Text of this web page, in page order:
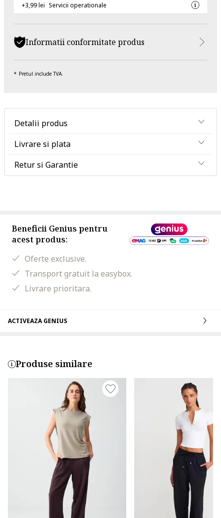
+3,99 lei Servicii operationale
Informatii conformitate produs
Pretul include TVA.
Detalii produs
Livrare si plata
Retur si Garantie
Beneficii Genius pentru
acest produs:
Oferte exclusive.
Transport gratuit la easybox.
Livrare prioritara.
ACTIVEAZA GENIUS
Produse similare